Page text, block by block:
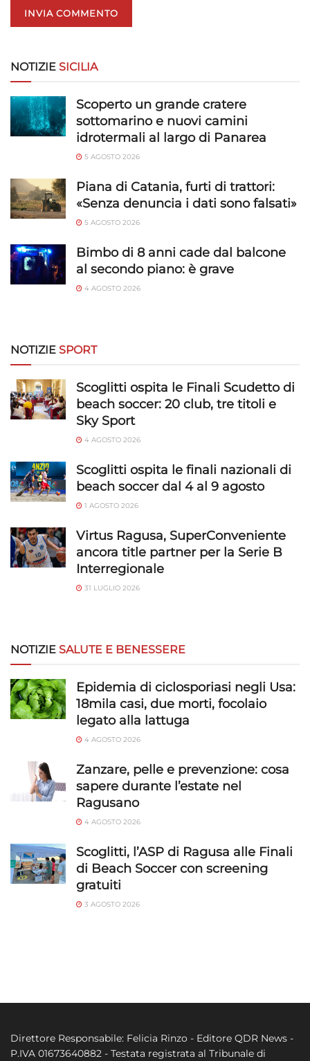
NOTIZIE SICILIA
Scoperto un grande cratere
sottomarino e nuovi camini
idrotermali al largo di Panarea
5 AGOSTO 2026
Piana di Catania, furti di trattori:
«Senza denuncia i dati sono falsati»
5 AGOSTO 2026
Bimbo di 8 anni cade dal balcone
al secondo piano: è grave
4 AGOSTO 2026
NOTIZIE SPORT
Scoglitti ospita le Finali Scudetto di
beach soccer: 20 club, tre titoli e
Sky Sport
4 AGOSTO 2026
Scoglitti ospita le finali nazionali di
beach soccer dal 4 al 9 agosto
1 AGOSTO 2026
Virtus Ragusa, SuperConveniente
ancora title partner per la Serie B
Interregionale
31 LUGLIO 2026
NOTIZIE SALUTE E BENESSERE
Epidemia di ciclosporiasi negli Usa:
18mila casi, due morti, focolaio
legato alla lattuga
4 AGOSTO 2026
Zanzare, pelle e prevenzione: cosa
sapere durante l’estate nel
Ragusano
4 AGOSTO 2026
Scoglitti, l’ASP di Ragusa alle Finali
di Beach Soccer con screening
gratuiti
3 AGOSTO 2026
Direttore Responsabile: Felicia Rinzo - Editore QDR News -
P.IVA 01673640882 - Testata registrata al Tribunale di